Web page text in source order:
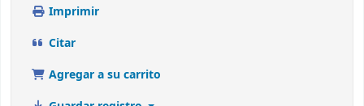
Imprimir
Citar
Agregar a su carrito